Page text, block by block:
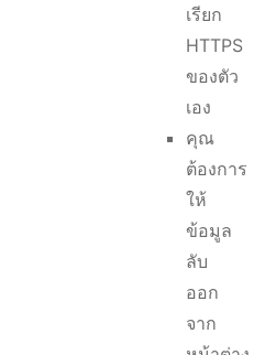
เรียก
HTTPS
ของตัว
เอง
คุณ
ต้องการ
ให้
ข้อมูล
ลับ
ออก
จาก